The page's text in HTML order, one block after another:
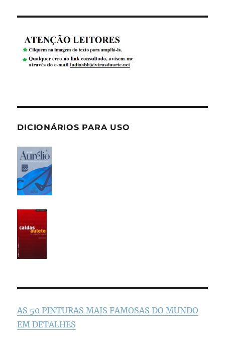
DICIONÁRIOS PARA USO
AS 50 PINTURAS MAIS FAMOSAS DO MUNDO
EM DETALHES